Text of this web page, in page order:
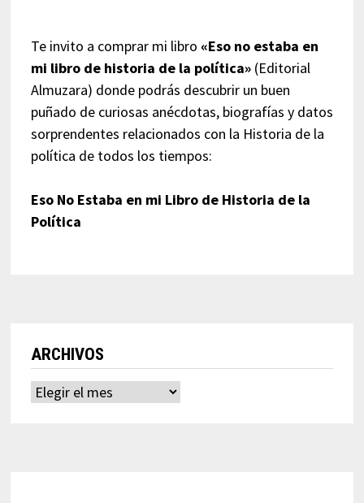
Te invito a comprar mi libro «Eso no estaba en
mi libro de historia de la política»(Editorial
Almuzara) donde podrás descubrir un buen
puñado de curiosas anécdotas, biografías y datos
sorprendentes relacionados con la Historia de la
política de todos los tiempos:
Eso No Estaba en mi Libro de Historia de la
Política
ARCHIVOS
Archivos